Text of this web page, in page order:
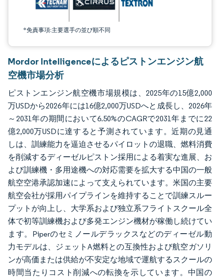
*免責事項:主要選手の並び順不同
Mordor Intelligenceによるピストンエンジン航
空機市場分析
ピストンエンジン航空機市場規模は、2025年の15億2,000
万USDから2026年には16億2,000万USDへと成長し、2026年
～2031年の期間において6.50%のCAGRで2031年までに22
億2,000万USDに達すると予測されています。近期の見通
しは、訓練能力を逼迫させるパイロットの退職、燃料消費
を削減するディーゼルピストン採用による着実な進展、お
よび訓練機・多用途機への対応需要を拡大する中国の一般
航空空港承認加速によって支えられています。米国の主要
航空会社が採用パイプラインを維持することで訓練スルー
プットが向上し、大学系および独立系フライトスクール全
体で初等訓練機および多発エンジン機材が稼働し続けてい
ます。Piperのセミノールデラックスなどのディーゼル動
力モデルは、ジェットA燃料との互換性および航空ガソリ
ンが高価または供給が不安定な地域で運航するスクールの
時間当たりコスト削減への転換を示しています。中国の